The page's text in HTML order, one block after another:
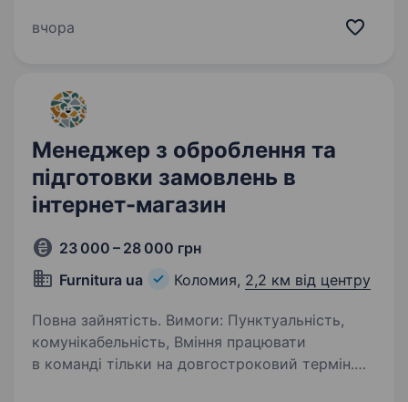
є гуртова та роздрібна торгівля будівельно-
вчора
Менеджер з оброблення та
підготовки замовлень в
інтернет-магазин
23 000 – 28 000 грн
Furnitura ua
Коломия, 2,2 км від центру
Повна зайнятість. Вимоги: Пунктуальність,
комунікабельність, Вміння працювати
в команді тільки на довгостроковий термін.